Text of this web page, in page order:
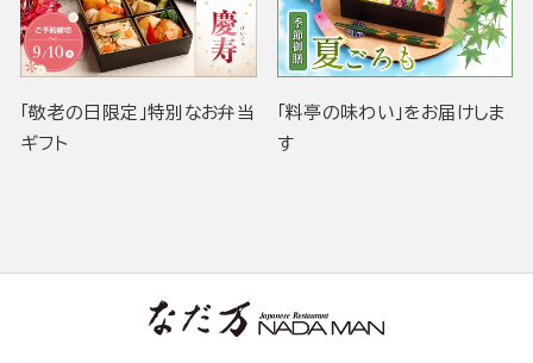
「敬老の日限定」特別なお弁当
ギフト
「料亭の味わい」をお届けしま
す